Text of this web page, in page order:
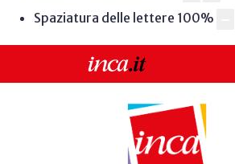
Spaziatura delle lettere 100%